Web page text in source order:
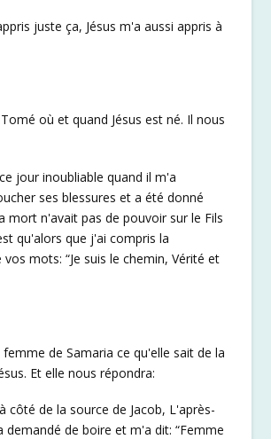
juste ça, Jésus m'a aussi appris à
où et quand Jésus est né. Il nous
jour inoubliable quand il m'a
ses blessures et a été donné
mort n'avait pas de pouvoir sur le Fils
qu'alors que j'ai compris la
mots: “Je suis le chemin, Vérité et
de Samaria ce qu'elle sait de la
Et elle nous répondra:
côté de la source de Jacob, L'après-
demandé de boire et m'a dit: “Femme